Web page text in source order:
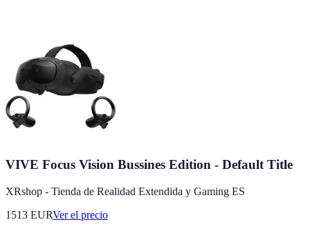
VIVE Focus Vision Bussines Edition - Default Title
XRshop - Tienda de Realidad Extendida y Gaming ES
1513 EURVer el precio